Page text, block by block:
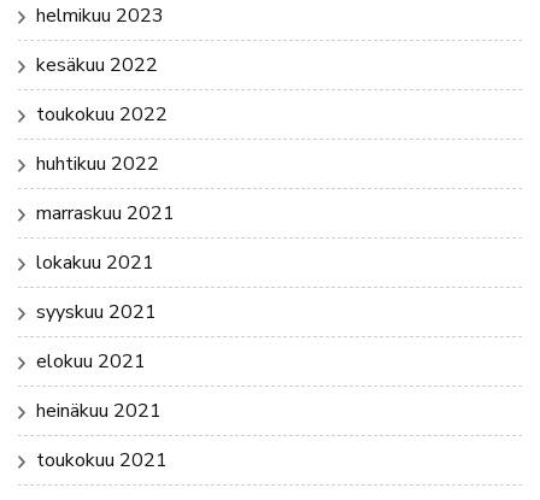
helmikuu 2023
kesäkuu 2022
toukokuu 2022
huhtikuu 2022
marraskuu 2021
lokakuu 2021
syyskuu 2021
elokuu 2021
heinäkuu 2021
toukokuu 2021